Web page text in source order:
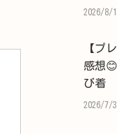
2026/8/1
【プ
感想
び着
2026/7/